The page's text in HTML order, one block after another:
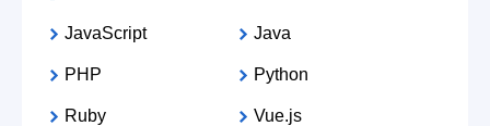
JavaScript Java
PHP Python
Ruby Vue.js